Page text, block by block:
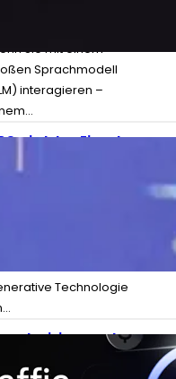
Sie mit einem
Sprachmodell
interagieren –
wird den Einsatz
testen.
Technologie
des
Traffics ab